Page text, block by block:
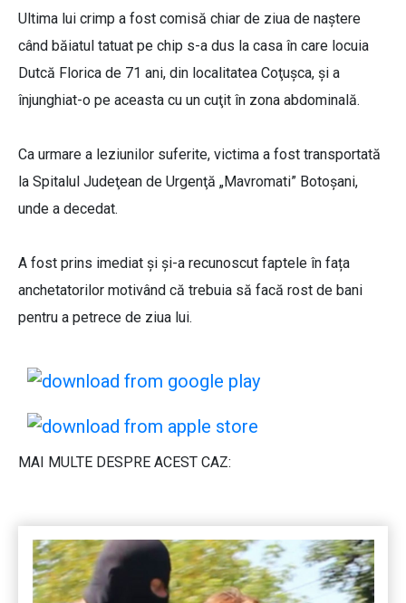
Ultima lui crimp a fost comisă chiar de ziua de naștere
când băiatul tatuat pe chip s-a dus la casa în care locuia
Dutcă Florica de 71 ani, din localitatea Coţuşca, şi a
înjunghiat-o pe aceasta cu un cuţit în zona abdominală.
Ca urmare a leziunilor suferite, victima a fost transportată
la Spitalul Judeţean de Urgenţă „Mavromati” Botoşani,
unde a decedat.
A fost prins imediat și și-a recunoscut faptele în fața
anchetatorilor motivând că trebuia să facă rost de bani
pentru a petrece de ziua lui.
MAI MULTE DESPRE ACEST CAZ: